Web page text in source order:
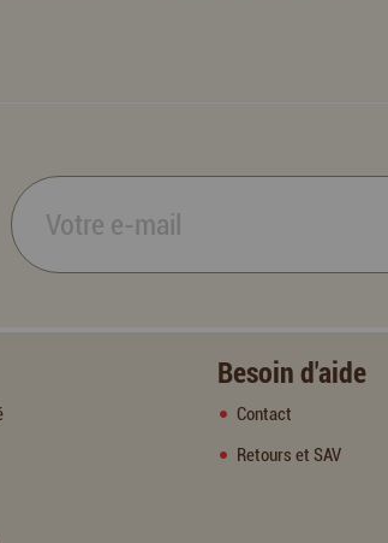
Besoin d'aide
Contact
Retours et SAV